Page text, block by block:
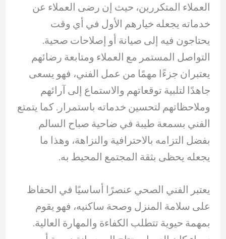
العملاء المتكررين، حيث إن رضى العملاء عن
خدماته يجعله خيارهم الأول في أي وقت
يحتاجون فيه إلى صيانة أو إصلاحات صحية.
التواصل المستمر مع العملاء ومتابعة رضائهم
يعتبران جزءًا مهمًا من عمل الفني، فهو يسعى
جاهدًا لتلبية توقعاتهم والاستماع إلى آرائهم
وملاحظاتهم لتحسين خدماته باستمرار. كما يتمتع
الفني بسمعة طيبة في ضاحية صباح السالم
بفضل التزامه بالاحترافية والنزاهة، وهذا ما
يجعله يحظى بثقة المجتمع المحيط به.
يعتبر الفني الصحي عنصرًا أساسيًا في الحفاظ
على سلامة المنزل وصحة ساكنيه، فهو يقوم
بمهمة حيوية تتطلب الكفاءة والمهارة العالية.